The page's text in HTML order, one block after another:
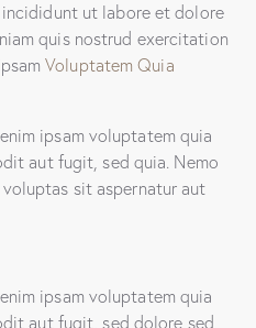
ut labore et dolore
quis nostrud exercitation
Voluptatem Quia
ipsam voluptatem quia
aut fugit, sed quia. Nemo
sit aspernatur aut
ipsam voluptatem quia
aut fugit, sed dolore sed